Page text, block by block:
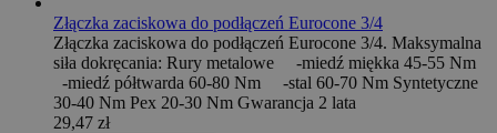
Złączka zaciskowa do podłączeń Eurocone 3/4
Złączka zaciskowa do podłączeń Eurocone 3/4. Maksymalna
siła dokręcania: Rury metalowe -miedź miękka 45-55 Nm
-miedź półtwarda 60-80 Nm -stal 60-70 Nm Syntetyczne
30-40 Nm Pex 20-30 Nm Gwarancja 2 lata
29,47 zł